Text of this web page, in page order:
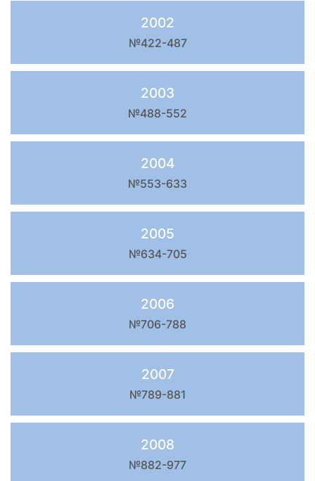
2002
№422-487
2003
№488-552
2004
№553-633
2005
№634-705
2006
№706-788
2007
№789-881
2008
№882-977